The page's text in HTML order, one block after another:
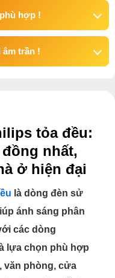
hợp !
âm trần !
tỏa đều:
nhất,
ở hiện đại
là dòng đèn sử
ánh sáng phân
các dòng
lựa chọn phù hợp
văn phòng, cửa